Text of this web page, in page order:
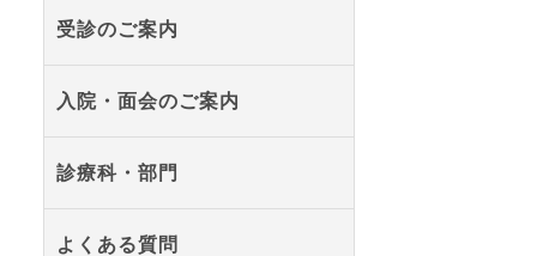
受診のご案内
入院・面会のご案内
診療科・部門
よくある質問